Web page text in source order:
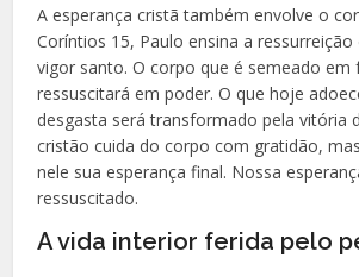
A esperança cristã também envolve o
Coríntios 15, Paulo ensina a
vigor santo. O corpo que é semeado em
ressuscitará em poder. O que hoje
desgasta será transformado pela vitória
cristão cuida do corpo com gratidão,
nele sua esperança final. Nossa
ressuscitado.
A vida interior ferida pelo